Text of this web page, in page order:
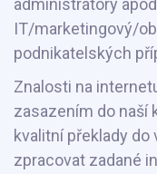
administrátory
IT/marketingový/
podnikatelských
Znalosti na
zasazením do naší
kvalitní překlady
zpracovat zadané